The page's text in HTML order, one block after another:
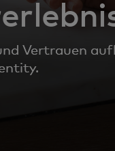
Vertrauen